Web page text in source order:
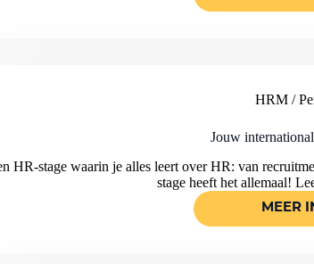
HRM /
Jouw
HR-stage waarin je alles leert over HR: van
stage heeft het allemaal!
MEER